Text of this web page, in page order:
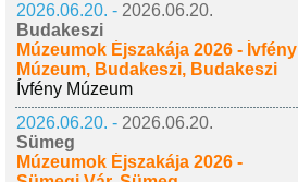
2026.06.20. - 2026.06.20.
Budakeszi
Múzeumok Éjszakája 2026 - Ívfény
Múzeum, Budakeszi, Budakeszi
Ívfény Múzeum
2026.06.20. - 2026.06.20.
Sümeg
Múzeumok Éjszakája 2026 -